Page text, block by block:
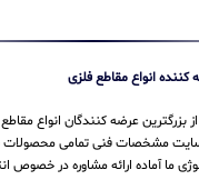
کننده انواع مقاطع فلزی
از بزرگترین عرضه کنندگان انواع
مشخصات فنی تمامی محصولات
ما آماده ارائه مشاوره در خصوص